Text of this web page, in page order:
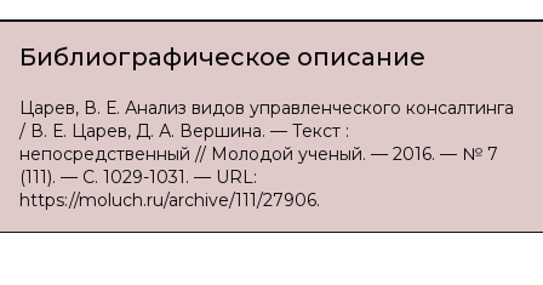
Библиографическое описание
Царев, В. Е. Анализ видов управленческого консалтинга
/ В. Е. Царев, Д. А. Вершина. — Текст :
непосредственный // Молодой ученый. — 2016. — № 7
(111). — С. 1029-1031. — URL:
https://moluch.ru/archive/111/27906.